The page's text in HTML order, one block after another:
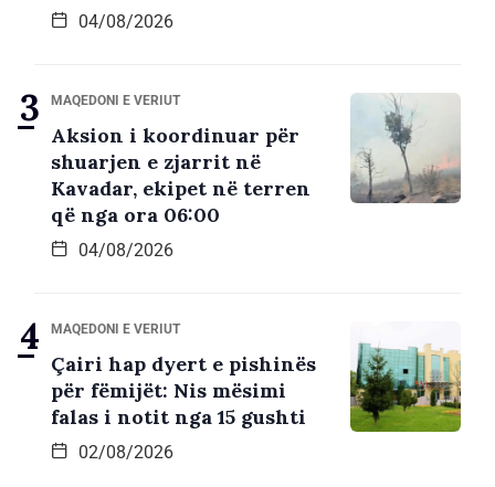
04/08/2026
MAQEDONI E VERIUT
Aksion i koordinuar për
shuarjen e zjarrit në
Kavadar, ekipet në terren
që nga ora 06:00
04/08/2026
MAQEDONI E VERIUT
Çairi hap dyert e pishinës
për fëmijët: Nis mësimi
falas i notit nga 15 gushti
02/08/2026